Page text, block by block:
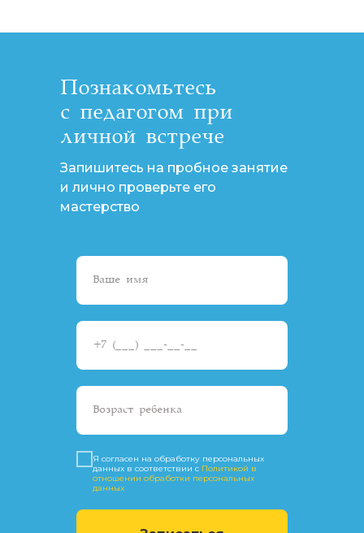
Я согласен на обработку персональных
данных в соответствии с Политикой в
отношении обработки персональных
данных
Познакомьтесь
с педагогом при
личной встрече
Запишитесь на пробное занятие
и лично проверьте его
мастерство